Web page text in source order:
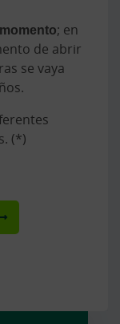
; en
de abrir
se vaya
(*)